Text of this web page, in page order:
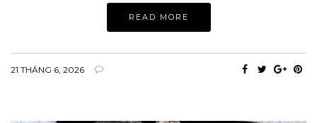
READ MORE
21 THÁNG 6, 2026